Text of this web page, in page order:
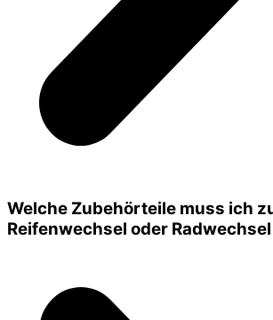
Welche Zubehörteile muss ich
Reifenwechsel oder